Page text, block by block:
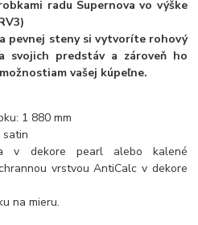
radu Supernova vo výške
pevnej steny si vytvoríte rohový
svojich predstáv a zároveň ho
vašej kúpeľne.
1 880 mm
satin
v dekore pearl alebo kalené
vrstvou AntiCalc v dekore
na mieru.